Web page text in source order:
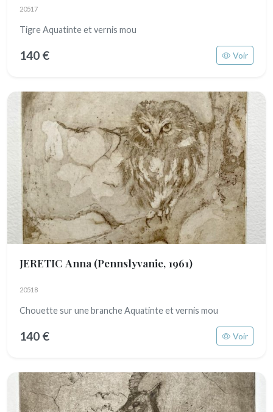
20517
Tigre Aquatinte et vernis mou
140 € Voir
JERETIC Anna (Pennslyvanie, 1961)
20518
Chouette sur une branche Aquatinte et vernis mou
140 € Voir